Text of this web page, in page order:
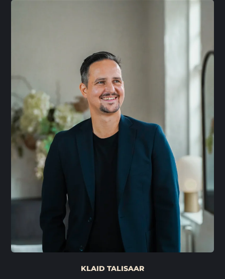
KLAID TALISAAR